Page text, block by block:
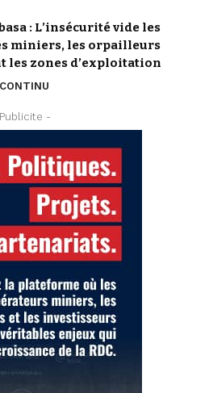
: L’insécurité vide les
miniers, les orpailleurs
les zones d’exploitation
-